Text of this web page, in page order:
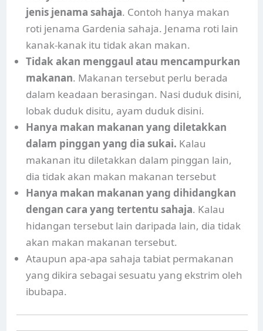
jenis jenama sahaja. Contoh hanya makan
roti jenama Gardenia sahaja. Jenama roti lain
kanak-kanak itu tidak akan makan.
Tidak akan menggaul atau mencampurkan
makanan. Makanan tersebut perlu berada
dalam keadaan berasingan. Nasi duduk disini,
lobak duduk disitu, ayam duduk disini.
Hanya makan makanan yang diletakkan
dalam pinggan yang dia sukai. Kalau
makanan itu diletakkan dalam pinggan lain,
dia tidak akan makan makanan tersebut
Hanya makan makanan yang dihidangkan
dengan cara yang tertentu sahaja. Kalau
hidangan tersebut lain daripada lain, dia tidak
akan makan makanan tersebut.
Ataupun apa-apa sahaja tabiat permakanan
yang dikira sebagai sesuatu yang ekstrim oleh
ibubapa.